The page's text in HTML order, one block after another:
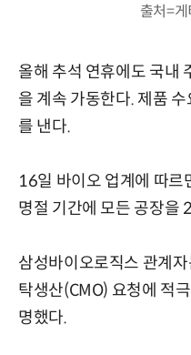
출처=
올해 추석 연휴에도 국내
을 계속 가동한다. 제품
를 낸다.
16일 바이오 업계에 따르
명절 기간에 모든 공장을
삼성바이오로직스 관계
탁생산(CMO) 요청에 적
명했다.